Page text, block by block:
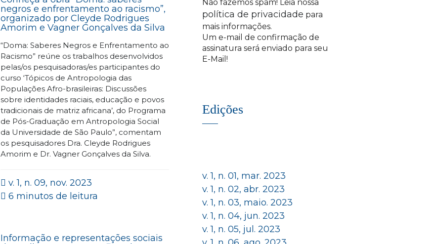
negros e enfrentamento ao racismo”,
organizado por Cleyde Rodrigues
Amorim e Vagner Gonçalves da Silva
“Doma: Saberes Negros e Enfrentamento ao
Racismo” reúne os trabalhos desenvolvidos
pelas/os pesquisadoras/es participantes do
curso ‘Tópicos de Antropologia das
Populações Afro-brasileiras: Discussões
sobre identidades raciais, educação e povos
tradicionais de matriz africana’, do Programa
de Pós-Graduação em Antropologia Social
da Universidade de São Paulo”, comentam
os pesquisadores Dra. Cleyde Rodrigues
Amorim e Dr. Vagner Gonçalves da Silva.
v. 1, n. 09, nov. 2023
6 minutos de leitura
Informação e representações sociais
Não fazemos spam! Leia nossa
política de privacidade para
mais informações.
Um e-mail de confirmação de
assinatura será enviado para seu
E-Mail!
Edições
v. 1, n. 01, mar. 2023
v. 1, n. 02, abr. 2023
v. 1, n. 03, maio. 2023
v. 1, n. 04, jun. 2023
v. 1, n. 05, jul. 2023